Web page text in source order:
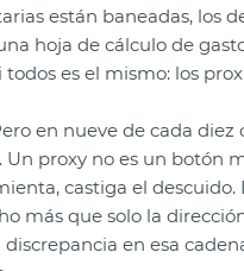
están baneadas, los
hoja de cálculo de
es el mismo: los
en nueve de cada
proxy no es un botón
castiga el
más que solo la
en esa